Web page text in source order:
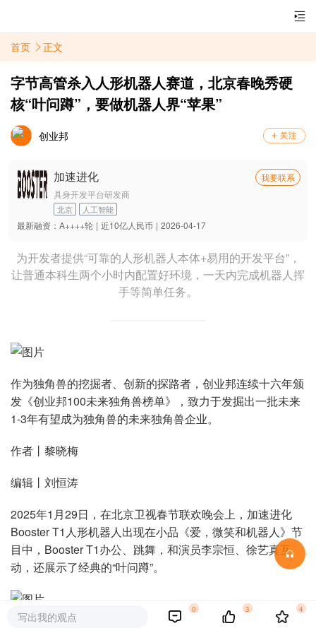
首页 正文
字节高管杀入人形机器人赛道，北京春晚秀硬
核“叶问蹲”，要做机器人界“苹果”
创业邦
加速进化
我要联系
具身开发平台研发商
北京 人工智能
最新融资： A++++轮 | 近10亿人民币 | 2026-04-17
为开发者提供“可靠的人形机器人本体+易用的开发平台”，
让普通本科生两个小时内配置好环境，一天内完成机器人挥
手等简单任务。
作为独角兽的挖掘者、创新的探路者，创业邦连续十六年颁
发《创业邦100未来独角兽榜单》，致力于发掘出一批未来
1-3年有望成为独角兽的未来独角兽企业。
作者丨黎晓梅
编辑丨刘恒涛
2025年1月29日，在北京卫视春节联欢晚会上，加速进化
Booster T1人形机器人出现在小品《爱，微笑和机器人》节
目中，Booster T1办公、跳舞，和演员李宗恒、徐艺真互
动，还展示了经典的“叶问蹲”。
写出我的观点
0 3 4